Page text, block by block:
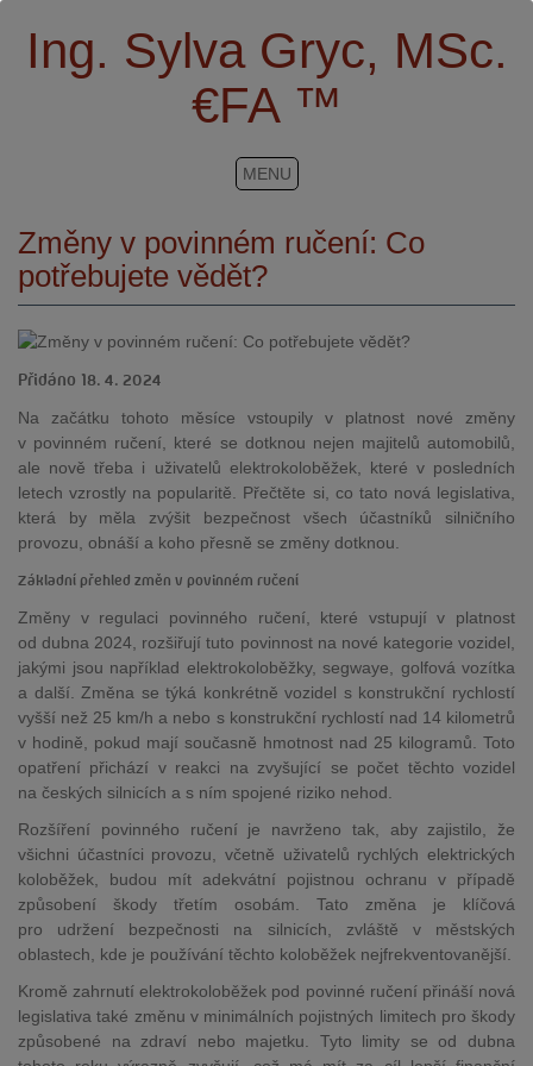
Ing. Sylva Gryc, MSc.
€FA ™
MENU
Změny v povinném ručení: Co
potřebujete vědět?
Přidáno 18. 4. 2024
Na začátku tohoto měsíce vstoupily v platnost nové změny
v povinném ručení, které se dotknou nejen majitelů automobilů,
ale nově třeba i uživatelů elektrokoloběžek, které v posledních
letech vzrostly na popularitě. Přečtěte si, co tato nová legislativa,
která by měla zvýšit bezpečnost všech účastníků silničního
provozu, obnáší a koho přesně se změny dotknou.
Základní přehled změn v povinném ručení
Změny v regulaci povinného ručení, které vstupují v platnost
od dubna 2024, rozšiřují tuto povinnost na nové kategorie vozidel,
jakými jsou například elektrokoloběžky, segwaye, golfová vozítka
a další. Změna se týká konkrétně vozidel s konstrukční rychlostí
vyšší než 25 km/h a nebo s konstrukční rychlostí nad 14 kilometrů
v hodině, pokud mají současně hmotnost nad 25 kilogramů. Toto
opatření přichází v reakci na zvyšující se počet těchto vozidel
na českých silnicích a s ním spojené riziko nehod.
Rozšíření povinného ručení je navrženo tak, aby zajistilo, že
všichni účastníci provozu, včetně uživatelů rychlých elektrických
koloběžek, budou mít adekvátní pojistnou ochranu v případě
způsobení škody třetím osobám. Tato změna je klíčová
pro udržení bezpečnosti na silnicích, zvláště v městských
oblastech, kde je používání těchto koloběžek nejfrekventovanější.
Kromě zahrnutí elektrokoloběžek pod povinné ručení přináší nová
legislativa také změnu v minimálních pojistných limitech pro škody
způsobené na zdraví nebo majetku. Tyto limity se od dubna